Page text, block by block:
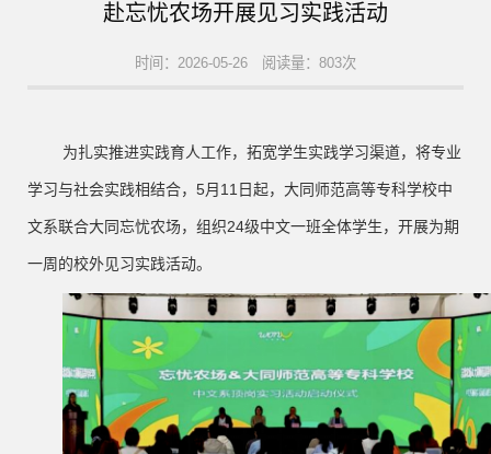
赴忘忧农场开展见习实践活动
时间：2026-05-26 阅读量：803次
为扎实推进实践育人工作，拓宽学生实践学习渠道，将专业
学习与社会实践相结合， 5月11日起， 大同师范高等专科学校中
文系联合大同忘忧农场，组织24级中文一班全体学生，开展为期
一周的校外见习实践活动。